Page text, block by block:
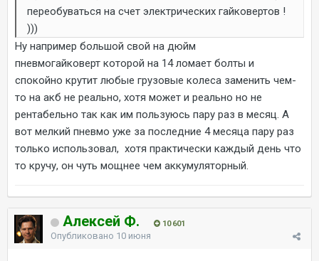
переобуваться на счет электрических гайковертов !
)))
Ну например большой свой на дюйм
пневмогайковерт которой на 14 ломает болты и
спокойно крутит любые грузовые колеса заменить чем-
то на акб не реально, хотя может и реально но не
рентабельно так как им пользуюсь пару раз в месяц. А
вот мелкий пневмо уже за последние 4 месяца пару раз
только использовал, хотя практически каждый день что
то кручу, он чуть мощнее чем аккумуляторный.
Алексей Ф. 10 601
Опубликовано 10 июня